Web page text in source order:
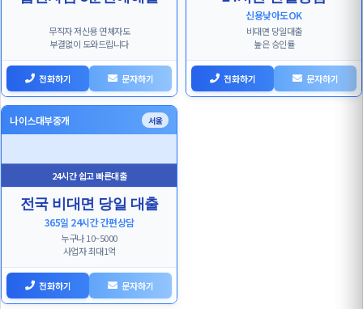
무직자 저신용 연체자도
부결없이 도와드립니다
전화하기 문자하기
신용낮아도OK
비대면 당일대출
높은 승인률
전화하기 문자하기
나이스대부중개 서울
24시간 쉽고 빠른대출
전국 비대면 당일 대출
365일 24시간 간편상담
누구나 10~5000
사업자 최대1억
전화하기 문자하기